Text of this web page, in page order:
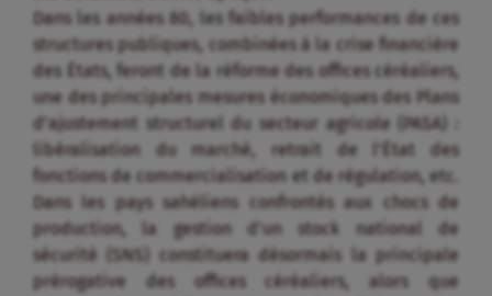
Dans les années 80, les faibles performances de ces
structures publiques, combinées à la crise financière
des États, feront de la réforme des offices céréaliers,
une des principales mesures économiques des Plans
d’ajustement structurel du secteur agricole (PASA) :
libéralisation du marché, retrait de l’État des
fonctions de commercialisation et de régulation, etc.
Dans les pays sahéliens confrontés aux chocs de
production, la gestion d’un stock national de
sécurité (SNS) constituera désormais la principale
prérogative des offices céréaliers, alors que